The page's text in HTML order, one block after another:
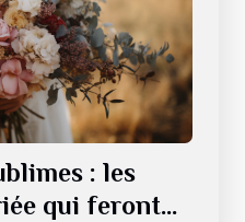
: les
qui feront